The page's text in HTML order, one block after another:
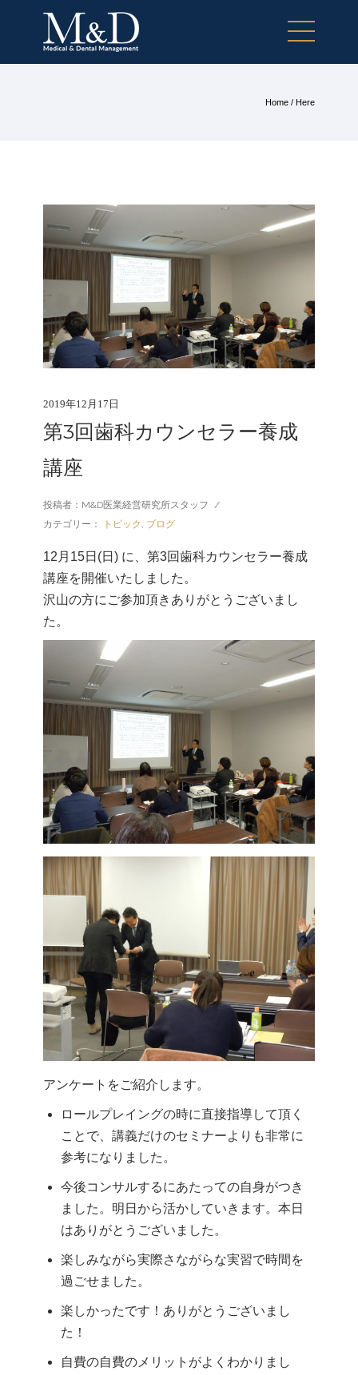
Home / Here
2019年12月17日
第3回歯科カウンセラー養成
講座
投稿者：M&D医業経営研究所スタッフ /
カテゴリー：
トピック , ブログ
12月15日(日) に、第3回歯科カウンセラー養成
講座を開催いたしました。
沢山の方にご参加頂きありがとうございまし
た。
アンケートをご紹介します。
ロールプレイングの時に直接指導して頂く
ことで、講義だけのセミナーよりも非常に
参考になりました。
今後コンサルするにあたっての自身がつき
ました。明日から活かしていきます。本日
はありがとうございました。
楽しみながら実際さながらな実習で時間を
過ごせました。
楽しかったです！ありがとうございまし
た！
自費の自費のメリットがよくわかりまし